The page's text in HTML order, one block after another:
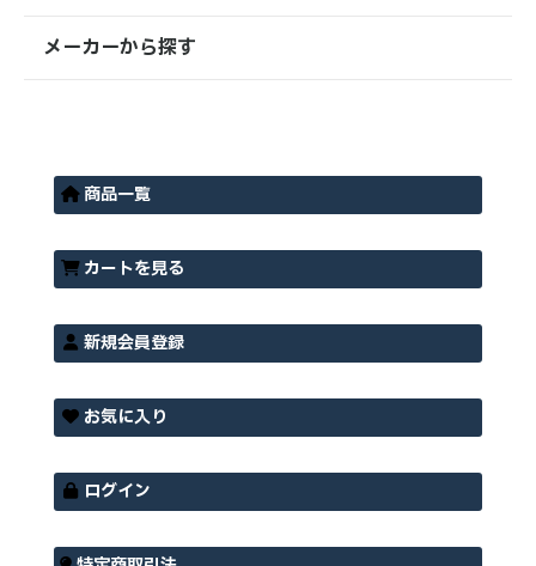
メーカーから探す
商品一覧
カートを見る
新規会員登録
お気に入り
ログイン